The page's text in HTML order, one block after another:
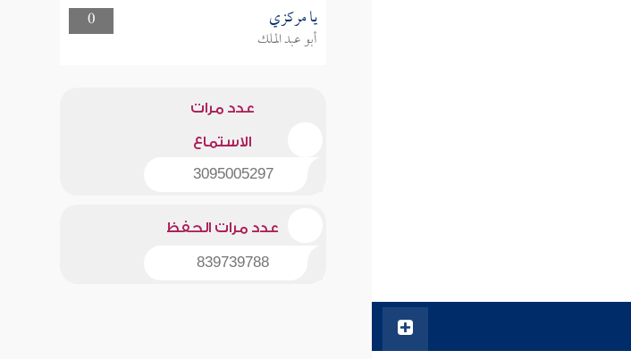
0
يا مركزي
أبو عبد الملك
عدد مرات
الاستماع
3095005297
عدد مرات الحفظ
839739788